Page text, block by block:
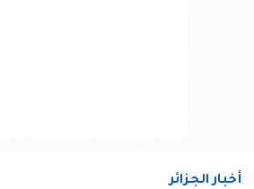
أخبار الجزائر